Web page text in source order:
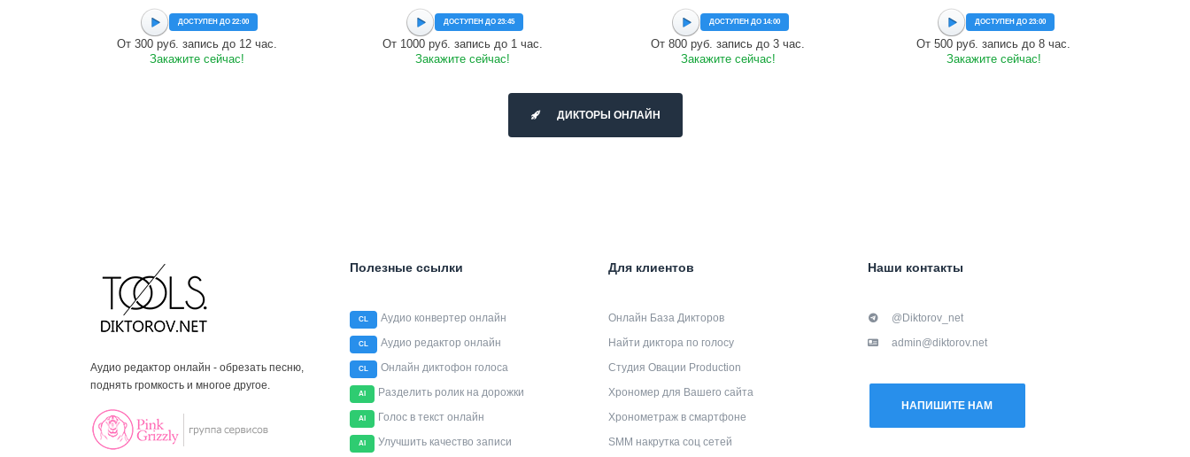
ДОСТУПЕН ДО 22:00
От 300 руб. запись до 12 час.
Закажите сейчас!
ДОСТУПЕН ДО 23:45
От 1000 руб. запись до 1 час.
Закажите сейчас!
ДОСТУПЕН ДО 14:00
От 800 руб. запись до 3 час.
Закажите сейчас!
ДОСТУПЕН ДО 23:00
От 500 руб. запись до 8 час.
Закажите сейчас!
ДИКТОРЫ ОНЛАЙН
Аудио редактор онлайн - обрезать песню,
поднять громкость и многое другое.
Полезные ссылки
CL Аудио конвертер онлайн
CL Аудио редактор онлайн
CL Онлайн диктофон голоса
AI Разделить ролик на дорожки
AI Голос в текст онлайн
AI Улучшить качество записи
Для клиентов
Онлайн База Дикторов
Найти диктора по голосу
Студия Овации Production
Хрономер для Вашего сайта
Хронометраж в смартфоне
SMM накрутка соц сетей
Наши контакты
@Diktorov_net
admin@diktorov.net
НАПИШИТЕ НАМ